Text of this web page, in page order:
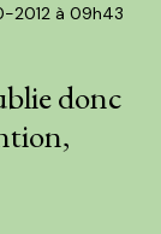
2012 à 09h43
donc